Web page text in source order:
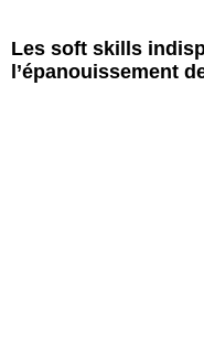
Les soft skills
l’épanouissement